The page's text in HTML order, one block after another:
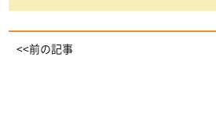
<<前の記事